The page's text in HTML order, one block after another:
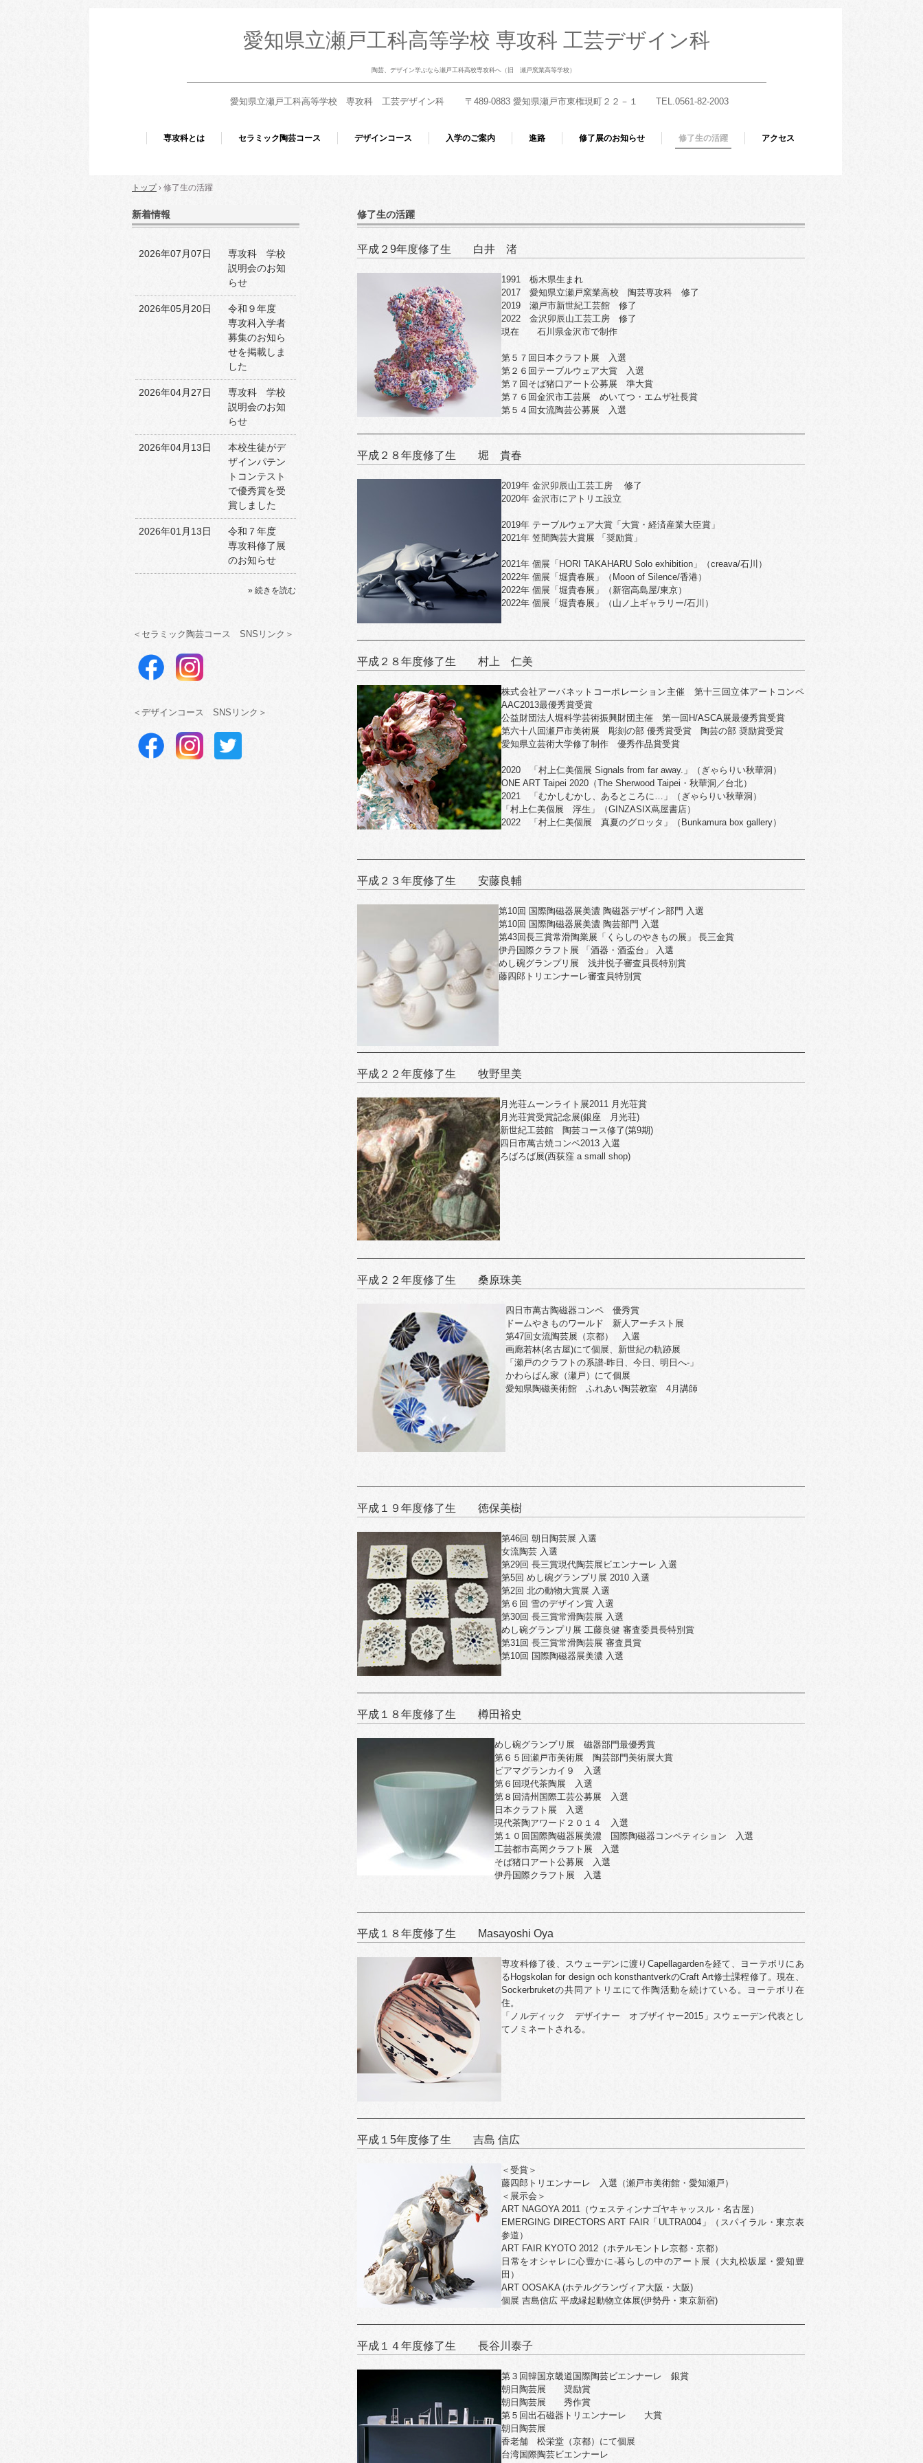
愛知県立瀬戸工科高等学校 専攻科 工芸デザイン科
陶芸、デザイン学ぶなら瀬戸工科高校専攻科へ（旧 瀬戸窯業高等学校）
愛知県立瀬戸工科高等学校 専攻科 工芸デザイン科 〒489-0883 愛知県瀬戸市東権現町２２－１ TEL.0561-82-2003
専攻科とは セラミック陶芸コース デザインコース 入学のご案内 進路 修了展のお知らせ 修了生の活躍 アクセス
トップ › 修了生の活躍
修了生の活躍
平成２9年度修了生 白井 渚
1991 栃木県生まれ
2017 愛知県立瀬戸窯業高校 陶芸専攻科 修了
2019 瀬戸市新世紀工芸館 修了
2022 金沢卯辰山工芸工房 修了
現在 石川県金沢市で制作
第５７回日本クラフト展 入選
第２６回テーブルウェア大賞 入選
第７回そば猪口アート公募展 準大賞
第７６回金沢市工芸展 めいてつ・エムザ社長賞
第５４回女流陶芸公募展 入選
平成２８年度修了生 堀 貴春
2019年 金沢卯辰山工芸工房 修了
2020年 金沢市にアトリエ設立
2019年 テーブルウェア大賞「大賞・経済産業大臣賞」
2021年 笠間陶芸大賞展 「奨励賞」
​2021年 個展「HORI TAKAHARU Solo exhibition」（creava/石川）
​2022年 個展「堀貴春展」（Moon of Silence/香港）
​2022年 個展「堀貴春展」（新宿高島屋/東京）
​2022年 個展「堀貴春展」（山ノ上ギャラリー/石川）
平成２８年度修了生 村上 仁美
株式会社アーバネットコーポレーション主催 第十三回立体アートコンペ
AAC2013最優秀賞受賞
公益財団法人堀科学芸術振興財団主催 第一回H/ASCA展最優秀賞受賞
第六十八回瀬戸市美術展 彫刻の部 優秀賞受賞 陶芸の部 奨励賞受賞
愛知県立芸術大学修了制作 優秀作品賞受賞
2020 「村上仁美個展 Signals from far away.」（ぎゃらりい秋華洞）
ONE ART Taipei 2020（The Sherwood Taipei・秋華洞／台北）
2021 「むかしむかし、あるところに…」（ぎゃらりい秋華洞）
「村上仁美個展 浮生」（GINZASIX蔦屋書店）
2022 「村上仁美個展 真夏のグロッタ」（Bunkamura box gallery）
平成２３年度修了生 安藤良輔
第10回 国際陶磁器展美濃 陶磁器デザイン部門 入選
第10回 国際陶磁器展美濃 陶芸部門 入選
第43回長三賞常滑陶業展「くらしのやきもの展」 長三金賞
伊丹国際クラフト展 「酒器・酒盃台」 入選
めし碗グランプリ展 浅井悦子審査員長特別賞
藤四郎トリエンナーレ審査員特別賞
平成２２年度修了生 牧野里美
月光荘ムーンライト展2011 月光荘賞
月光荘賞受賞記念展(銀座 月光荘)
新世紀工芸館 陶芸コース修了(第9期)
四日市萬古焼コンペ2013 入選
ろばろば展(西荻窪 a small shop)
平成２２年度修了生 桑原珠美
四日市萬古陶磁器コンペ 優秀賞
ドームやきものワールド 新人アーチスト展
第47回女流陶芸展（京都） 入選
画廊若林(名古屋)にて個展、新世紀の軌跡展
「瀬戸のクラフトの系譜-昨日、今日、明日へ-」
かわらばん家（瀬戸）にて個展
愛知県陶磁美術館 ふれあい陶芸教室 4月講師
平成１９年度修了生 徳保美樹
第46回 朝日陶芸展 入選
女流陶芸 入選
第29回 長三賞現代陶芸展ビエンナーレ 入選
第5回 めし碗グランプリ展 2010 入選
第2回 北の動物大賞展 入選
第６回 雪のデザイン賞 入選
第30回 長三賞常滑陶芸展 入選
めし碗グランプリ展 工藤良健 審査委員長特別賞
第31回 長三賞常滑陶芸展 審査員賞
第10回 国際陶磁器展美濃 入選
平成１８年度修了生 樽田裕史
めし碗グランプリ展 磁器部門最優秀賞
第６５回瀬戸市美術展 陶芸部門美術展大賞
ビアマグランカイ９ 入選
第６回現代茶陶展 入選
第８回清州国際工芸公募展 入選
日本クラフト展 入選
現代茶陶アワード２０１４ 入選
第１０回国際陶磁器展美濃 国際陶磁器コンペティション 入選
工芸都市高岡クラフト展 入選
そば猪口アート公募展 入選
伊丹国際クラフト展 入選
平成１８年度修了生 Masayoshi Oya
専攻科修了後、スウェーデンに渡りCapellagardenを経て、ヨーテボリにあ
るHogskolan for design och konsthantverkのCraft Art修士課程修了。現在、
Sockerbruketの共同アトリエにて作陶活動を続けている。ヨーテボリ在
住。
「ノルディック デザイナー オブザイヤー2015」スウェーデン代表とし
てノミネートされる。
平成１5年度修了生 吉島 信広
＜受賞＞
藤四郎トリエンナーレ 入選（瀬戸市美術館・愛知瀬戸）
＜展示会＞
ART NAGOYA 2011（ウェスティンナゴヤキャッスル・名古屋）
EMERGING DIRECTORS ART FAIR「ULTRA004」（スパイラル・東京表
参道）
ART FAIR KYOTO 2012（ホテルモントレ京都・京都）
日常をオシャレに心豊かに-暮らしの中のアート展（大丸松坂屋・愛知豊
田）
ART OOSAKA (ホテルグランヴィア大阪・大阪)
個展 吉島信広 平成縁起動物立体展(伊勢丹・東京新宿)
平成１４年度修了生 長谷川泰子
第３回韓国京畿道国際陶芸ビエンナーレ 銀賞
朝日陶芸展 奨励賞
朝日陶芸展 秀作賞
第５回出石磁器トリエンナーレ 大賞
朝日陶芸展
香老舗 松栄堂（京都）にて個展
台湾国際陶芸ビエンナーレ
新着情報
2026年07月07日
専攻科 学校
説明会のお知
らせ
2026年05月20日
令和９年度
専攻科入学者
募集のお知ら
せを掲載しま
した
2026年04月27日
専攻科 学校
説明会のお知
らせ
2026年04月13日
本校生徒がデ
ザインパテン
トコンテスト
で優秀賞を受
賞しました
2026年01月13日
令和７年度
専攻科修了展
のお知らせ
» 続きを読む
＜セラミック陶芸コース SNSリンク＞
＜デザインコース SNSリンク＞